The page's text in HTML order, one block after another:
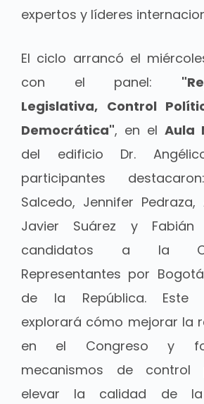
expertos y líderes
El ciclo arrancó el
con el panel:
Legislativa, Control
Democrática", en el Aula
del edificio Dr.
participantes
Salcedo, Jennifer Pedraza,
Javier Suárez y Fabián
candidatos a la
Representantes por
de la República. Este
explorará cómo mejorar la
en el Congreso y
mecanismos de control
elevar la calidad de la